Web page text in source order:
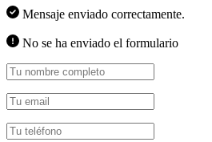
Mensaje enviado correctamente.
No se ha enviado el formulario